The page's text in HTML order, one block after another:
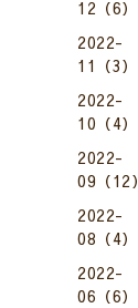
12（6）
2022-
11（3）
2022-
10（4）
2022-
09（12）
2022-
08（4）
2022-
06（6）